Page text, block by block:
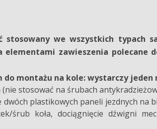
stosowany we wszystkich typach
elementami zawieszenia polecane
montażu na kole: wystarczy jeden
stosować na śrubach
dwóch plastikowych paneli jezdnych na
śrub koła, dociągnięcie dźwigni